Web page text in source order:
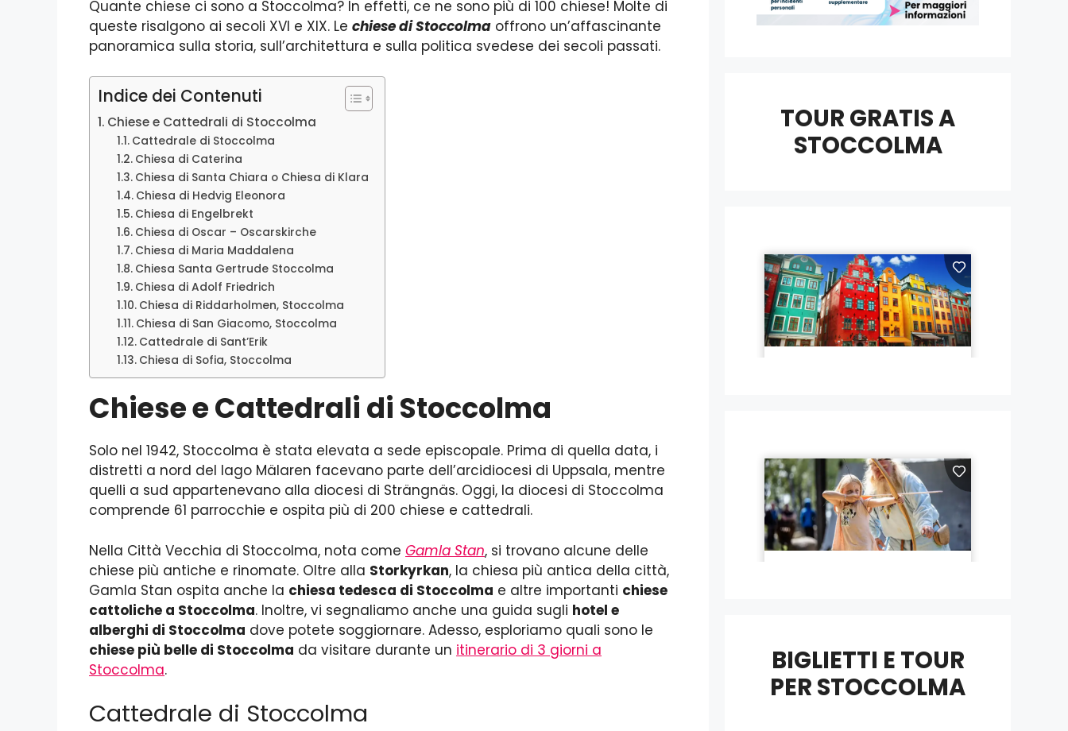
Quante chiese ci sono a Stoccolma? In effetti, ce ne sono più di 100 chiese! Molte di
queste risalgono ai secoli XVI e XIX. Le chiese di Stoccolma offrono un’affascinante
panoramica sulla storia, sull’architettura e sulla politica svedese dei secoli passati.
Indice dei Contenuti
Chiese e Cattedrali di Stoccolma
Cattedrale di Stoccolma
Chiesa di Caterina
Chiesa di Santa Chiara o Chiesa di Klara
Chiesa di Hedvig Eleonora
Chiesa di Engelbrekt
Chiesa di Oscar – Oscarskirche
Chiesa di Maria Maddalena
Chiesa Santa Gertrude Stoccolma
Chiesa di Adolf Friedrich
Chiesa di Riddarholmen, Stoccolma
Chiesa di San Giacomo, Stoccolma
Cattedrale di Sant’Erik
Chiesa di Sofia, Stoccolma
Chiese e Cattedrali di Stoccolma
Solo nel 1942, Stoccolma è stata elevata a sede episcopale. Prima di quella data, i
distretti a nord del lago Mälaren facevano parte dell’arcidiocesi di Uppsala, mentre
quelli a sud appartenevano alla diocesi di Strängnäs. Oggi, la diocesi di Stoccolma
comprende 61 parrocchie e ospita più di 200 chiese e cattedrali.
Nella Città Vecchia di Stoccolma, nota come Gamla Stan, si trovano alcune delle
chiese più antiche e rinomate. Oltre alla Storkyrkan, la chiesa più antica della città,
Gamla Stan ospita anche la chiesa tedesca di Stoccolma e altre importanti chiese
cattoliche a Stoccolma. Inoltre, vi segnaliamo anche una guida sugli hotel e
alberghi di Stoccolma dove potete soggiornare. Adesso, esploriamo quali sono le
chiese più belle di Stoccolma da visitare durante un itinerario di 3 giorni a
Stoccolma.
Cattedrale di Stoccolma
TOUR GRATIS A
STOCCOLMA
BIGLIETTI E TOUR
PER STOCCOLMA